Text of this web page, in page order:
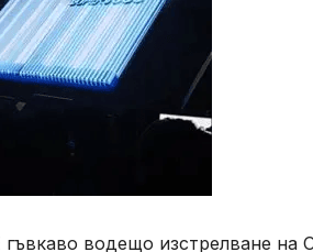
водещо изстрелване на